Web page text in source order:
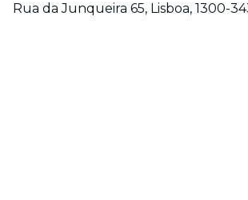
Rua da Junqueira 65, Lisboa, 1300-